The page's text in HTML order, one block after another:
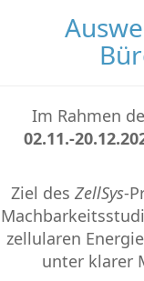
Im Rahmen
02.11.-
Ziel des ZellSys-
zellularen
unter klarer